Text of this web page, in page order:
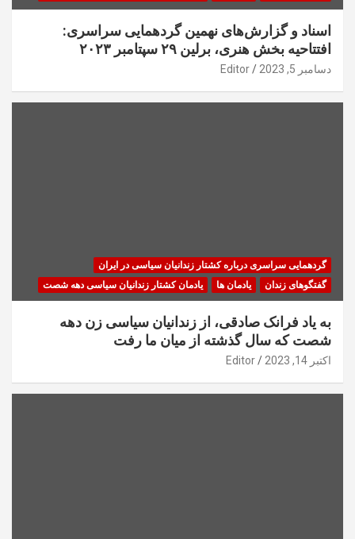
اسناد و گزارش‌های نهمین گردهمایی سراسری:
افتتاحیه بخش هنری، برلین ۲۹ سپتامبر ۲۰۲۳
دسامبر 5, 2023 Editor
گردهمایی سراسری درباره کشتار زندانیان سیاسی در ایران
گفتگوهای زندان
یادمان ها یادمان کشتار زندانیان سیاسی دهه شصت
به یاد فرانک صادقی، از زندانیان سیاسی زن دهه
شصت که سال گذشته از میان ما رفت
اکتبر 14, 2023 Editor